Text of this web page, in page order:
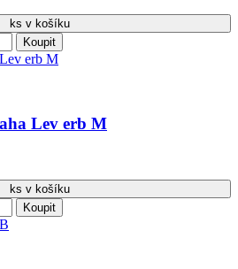
ks v košíku
Koupit
Lev erb M
ks v košíku
Koupit